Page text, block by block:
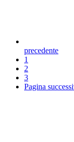
precedente
1
2
3
Pagina